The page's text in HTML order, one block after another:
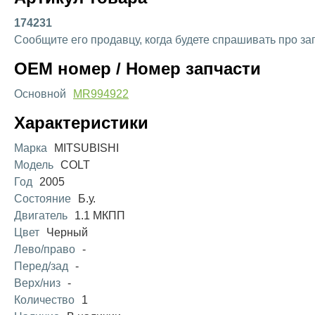
174231
Сообщите его продавцу, когда будете спрашивать про
OEM номер / Номер запчасти
Основной MR994922
Характеристики
Марка
MITSUBISHI
Модель COLT
Год
2005
Состояние
Б.у.
Двигатель
1.1 МКПП
Цвет
Черный
Лево/право -
Перед/зад
-
Верх/низ -
Количество
1